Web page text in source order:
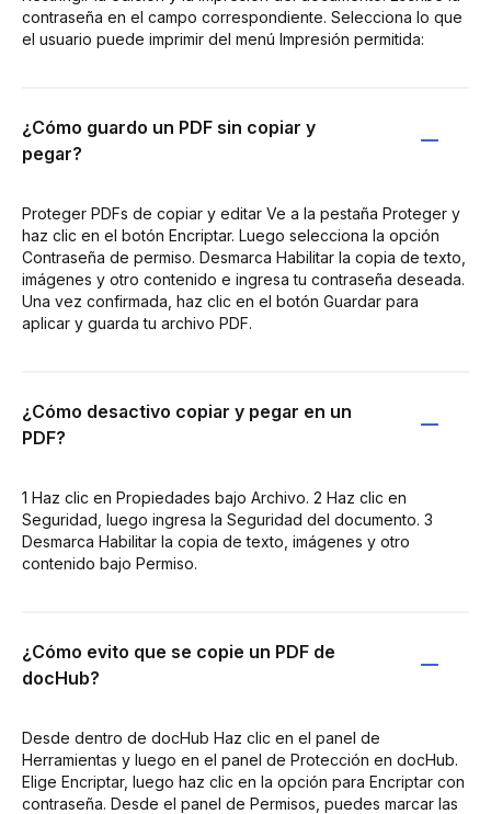
contraseña en el campo correspondiente. Selecciona lo que
el usuario puede imprimir del menú Impresión permitida:
¿Cómo guardo un PDF sin copiar y
pegar?
Proteger PDFs de copiar y editar Ve a la pestaña Proteger y
haz clic en el botón Encriptar. Luego selecciona la opción
Contraseña de permiso. Desmarca Habilitar la copia de texto,
imágenes y otro contenido e ingresa tu contraseña deseada.
Una vez confirmada, haz clic en el botón Guardar para
aplicar y guarda tu archivo PDF.
¿Cómo desactivo copiar y pegar en un
PDF?
1 Haz clic en Propiedades bajo Archivo. 2 Haz clic en
Seguridad, luego ingresa la Seguridad del documento. 3
Desmarca Habilitar la copia de texto, imágenes y otro
contenido bajo Permiso.
¿Cómo evito que se copie un PDF de
docHub?
Desde dentro de docHub Haz clic en el panel de
Herramientas y luego en el panel de Protección en docHub.
Elige Encriptar, luego haz clic en la opción para Encriptar con
contraseña. Desde el panel de Permisos, puedes marcar las